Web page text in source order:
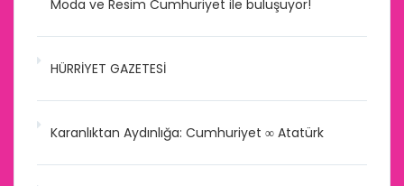
Moda ve Resim Cumhuriyet ile buluşuyor!
HÜRRİYET GAZETESİ
Karanlıktan Aydınlığa: Cumhuriyet ∞ Atatürk